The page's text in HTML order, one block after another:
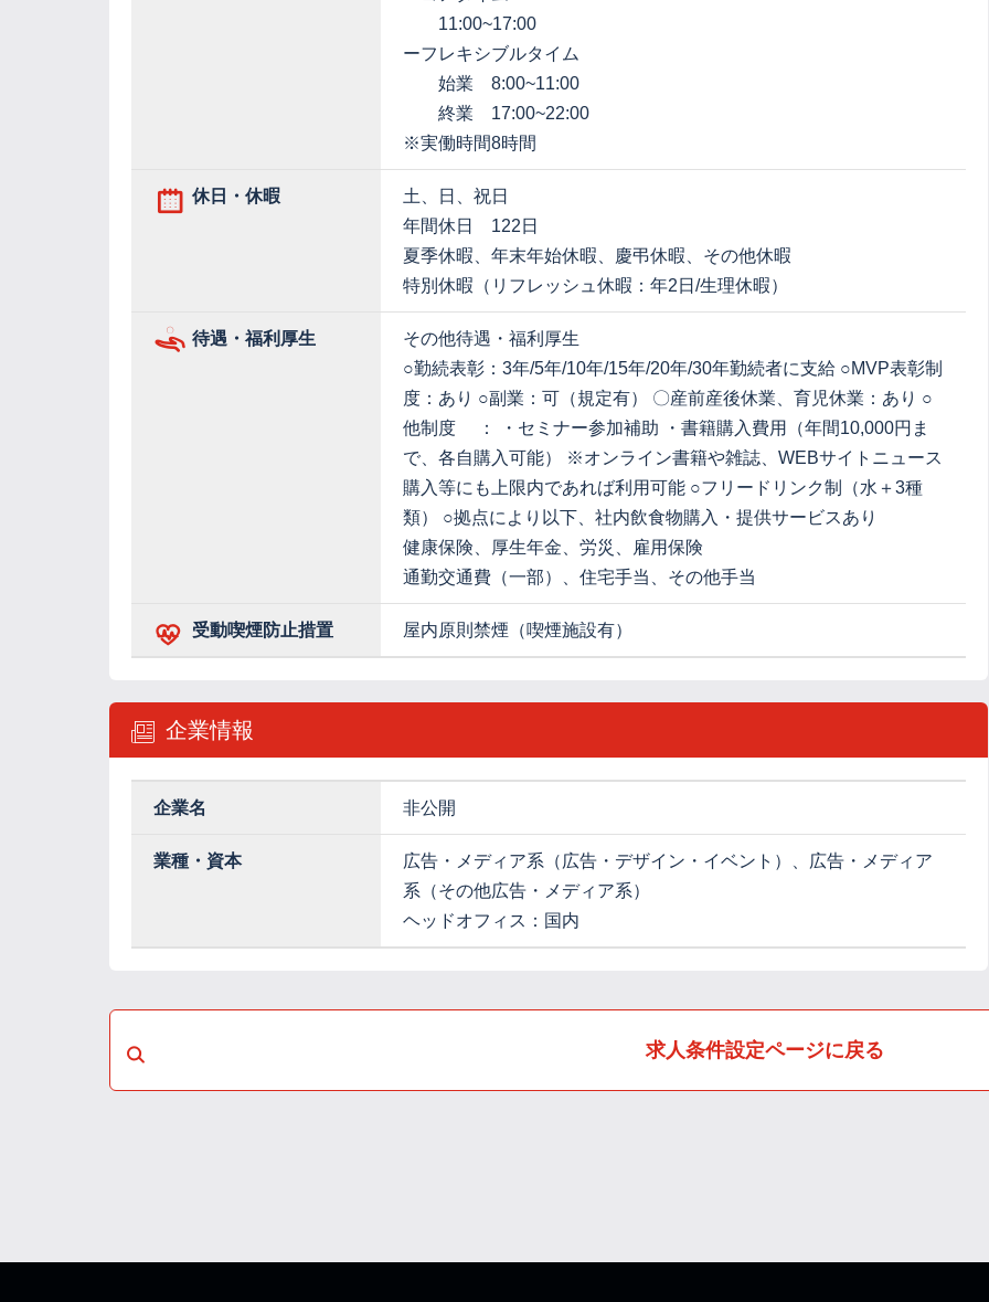
11:00~17:00
ーフレキシブルタイム
始業 8:00~11:00
終業 17:00~22:00
※実働時間8時間
休日・休暇
土、日、祝日
年間休日 122日
夏季休暇、年末年始休暇、慶弔休暇、その他休暇
特別休暇（リフレッシュ休暇：年2日/生理休暇）
待遇・福利厚生
その他待遇・福利厚生
○勤続表彰：3年/5年/10年/15年/20年/30年勤続者に支給 ○MVP表彰制
度：あり ○副業：可（規定有） 〇産前産後休業、育児休業：あり ○
他制度 ： ・セミナー参加補助 ・書籍購入費用（年間10,000円ま
で、各自購入可能） ※オンライン書籍や雑誌、WEBサイトニュース
購入等にも上限内であれば利用可能 ○フリードリンク制（水＋3種
類） ○拠点により以下、社内飲食物購入・提供サービスあり
健康保険、厚生年金、労災、雇用保険
通勤交通費（一部）、住宅手当、その他手当
受動喫煙防止措置 屋内原則禁煙（喫煙施設有）
企業情報
企業名 非公開
業種・資本
広告・メディア系（広告・デザイン・イベント）、広告・メディア
系（その他広告・メディア系）
ヘッドオフィス：国内
求人条件設定ページに戻る